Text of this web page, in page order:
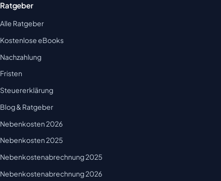
Ratgeber
Alle Ratgeber
Kostenlose eBooks
Nachzahlung
Fristen
Steuererklärung
Blog & Ratgeber
Nebenkosten 2026
Nebenkosten 2025
Nebenkostenabrechnung 2025
Nebenkostenabrechnung 2026